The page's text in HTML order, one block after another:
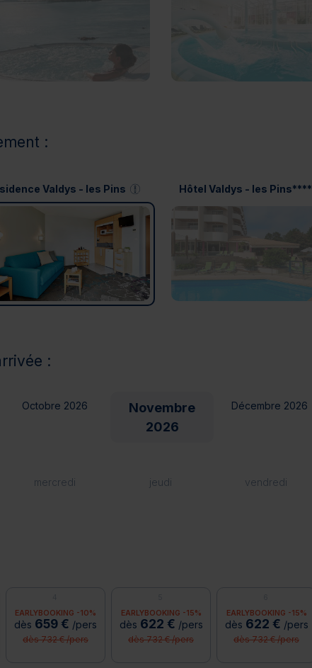
mercredi jeudi vendredi
EARLYBOOKING -10%
dès 659 € /pers
dès 732 € /pers
EARLYBOOKING -15%
dès 622 € /pers
dès 732 € /pers
EARLYBOOKING -15%
dès 622 € /pers
dès 732 € /pers
:
Valdys - les Pins Hôtel Valdys - les Pins****
:
Octobre 2026
Novembre
2026
Décembre 2026